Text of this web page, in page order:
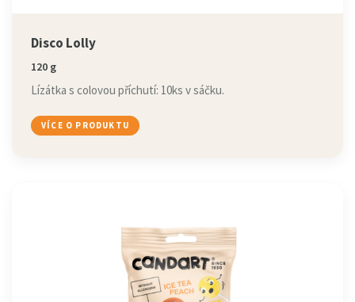
Disco Lolly
120 g
Lízátka s colovou příchutí: 10ks v sáčku.
VÍCE O PRODUKTU